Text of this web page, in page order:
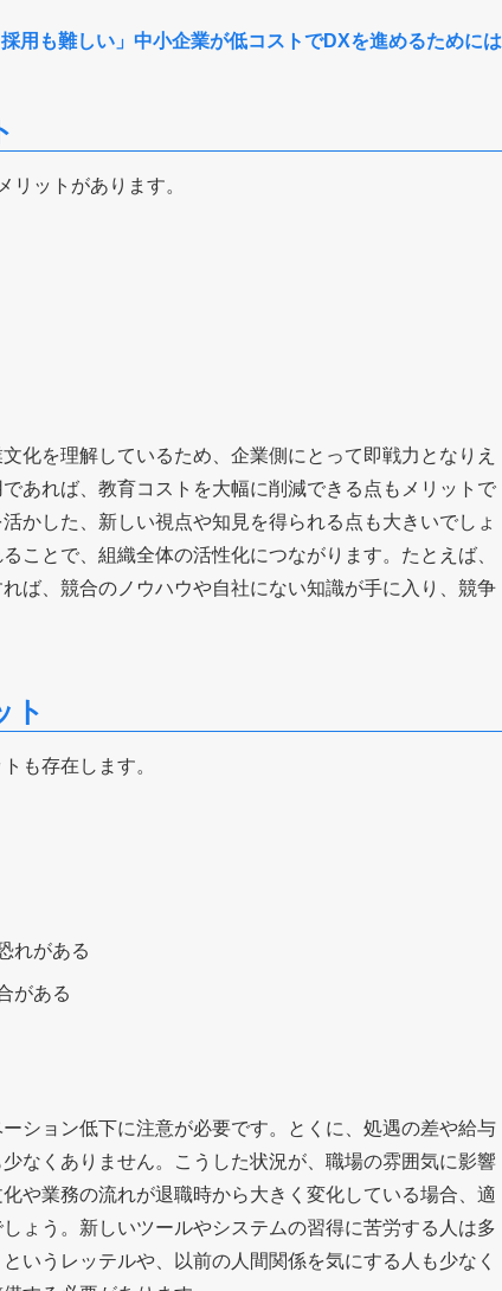
採用も難しい」中小企業が低コストでDXを進めるためには
リットがあります。
化を理解しているため、企業側にとって即戦力となりえ
あれば、教育コストを大幅に削減できる点もメリットで
かした、新しい視点や知見を得られる点も大きいでしょ
ことで、組織全体の活性化につながります。たとえば、
ば、競合のノウハウや自社にない知識が手に入り、競争
ト
も存在します。
れがある
がある
ション低下に注意が必要です。とくに、処遇の差や給与
なくありません。こうした状況が、職場の雰囲気に影響
や業務の流れが退職時から大きく変化している場合、適
ょう。新しいツールやシステムの習得に苦労する人は多
いうレッテルや、以前の人間関係を気にする人も少なく